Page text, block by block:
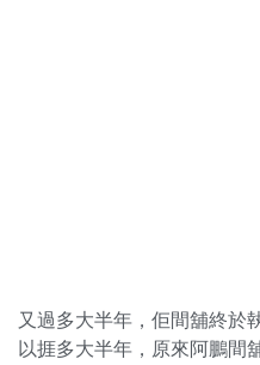
又過多大半年，佢間舖終於
以捱多大半年，原來阿鵬間